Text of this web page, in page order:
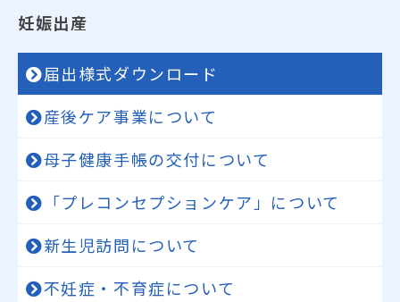
妊娠出産
届出様式ダウンロード
産後ケア事業について
母子健康手帳の交付について
「プレコンセプションケア」について
新生児訪問について
不妊症・不育症について